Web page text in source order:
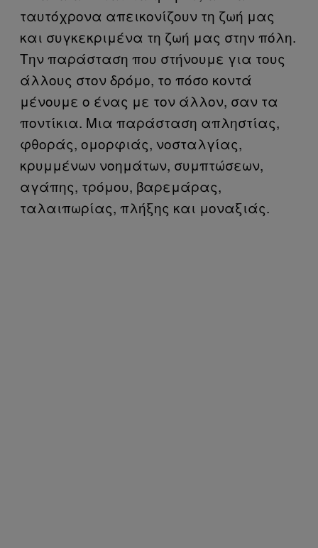
ταυτόχρονα απεικονίζουν τη ζωή μας
και συγκεκριμένα τη ζωή μας στην πόλη.
Την παράσταση που στήνουμε για τους
άλλους στον δρόμο, το πόσο κοντά
μένουμε ο ένας με τον άλλον, σαν τα
ποντίκια. Μια παράσταση απληστίας,
φθοράς, ομορφιάς, νοσταλγίας,
κρυμμένων νοημάτων, συμπτώσεων,
αγάπης, τρόμου, βαρεμάρας,
ταλαιπωρίας, πλήξης και μοναξιάς.